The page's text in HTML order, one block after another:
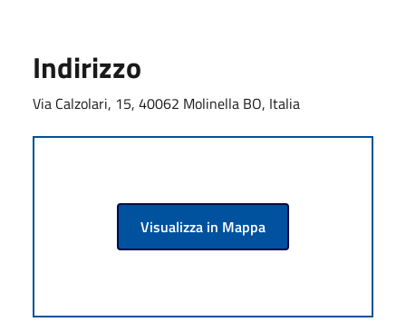
Indirizzo
Via Calzolari, 15, 40062 Molinella BO, Italia
Visualizza in Mappa